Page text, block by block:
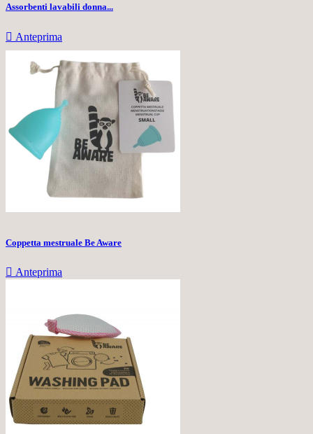
Assorbenti lavabili donna...
 Anteprima
Coppetta mestruale Be Aware
 Anteprima